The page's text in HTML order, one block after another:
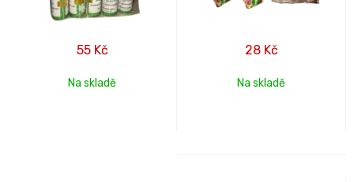
55 Kč
Na skladě
28 Kč
Na skladě